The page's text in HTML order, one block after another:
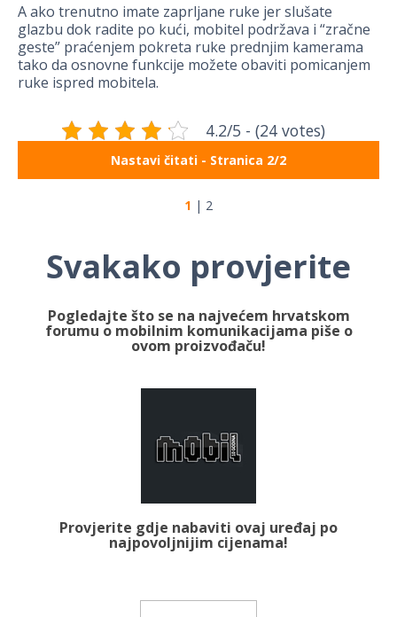
A ako trenutno imate zaprljane ruke jer slušate
glazbu dok radite po kući, mobitel podržava i “zračne
geste” praćenjem pokreta ruke prednjim kamerama
tako da osnovne funkcije možete obaviti pomicanjem
ruke ispred mobitela.
4.2/5 - (24 votes)
Nastavi čitati - Stranica 2/2
1 | 2
Svakako provjerite
Pogledajte što se na najvećem hrvatskom
forumu o mobilnim komunikacijama piše o
ovom proizvođaču!
Provjerite gdje nabaviti ovaj uređaj po
najpovoljnijim cijenama!